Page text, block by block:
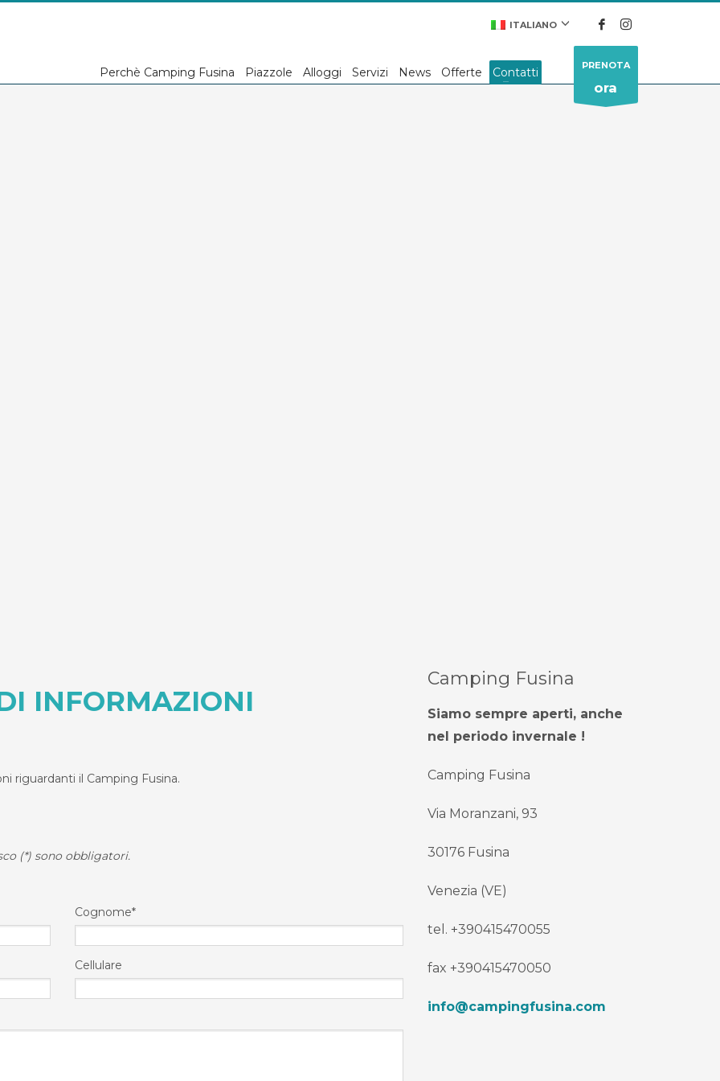
ITALIANO
Perchè Camping Fusina Piazzole Alloggi Servizi News Offerte Contatti PRENOTA
ora
INFORMAZIONI
riguardanti il Camping Fusina.
(*) sono obbligatori.
Cognome*
Cellulare
Camping Fusina
Siamo sempre aperti, anche
nel periodo invernale !
Camping Fusina
Via Moranzani, 93
30176 Fusina
Venezia (VE)
tel. +390415470055
fax +390415470050
info@campingfusina.com